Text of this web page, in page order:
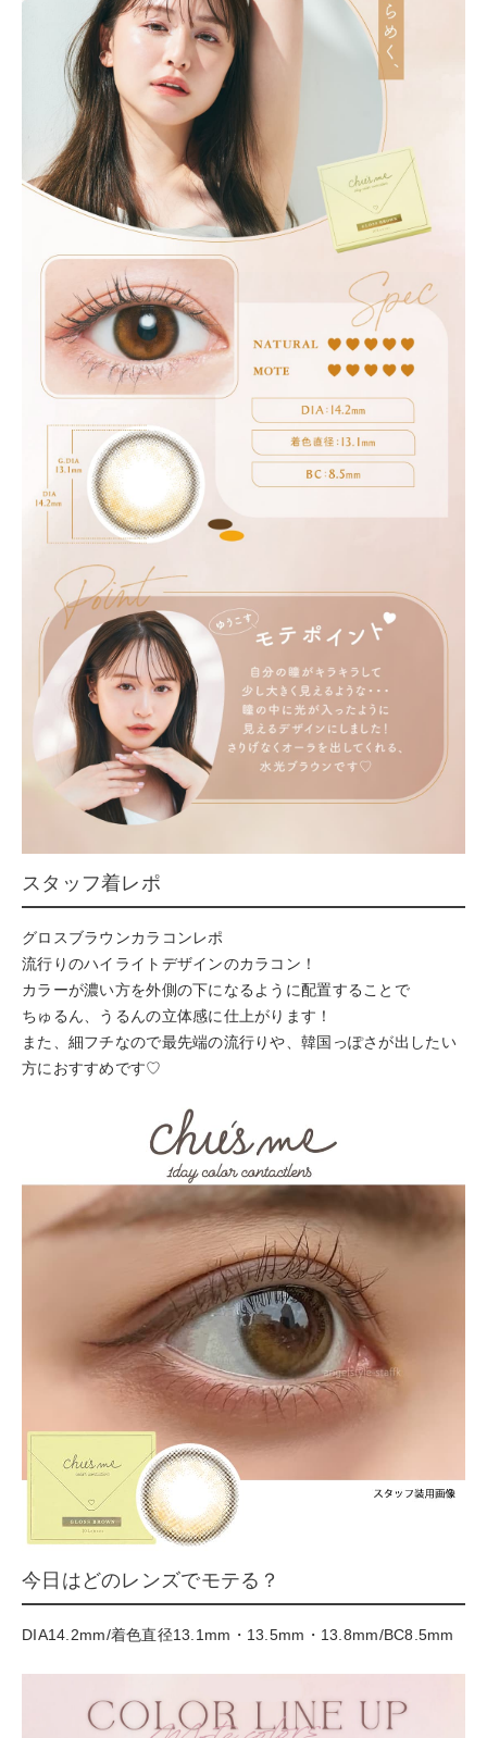
スタッフ着レポ
グロスブラウンカラコンレポ
流行りのハイライトデザインのカラコン！
カラーが濃い方を外側の下になるように配置することで
ちゅるん、うるんの立体感に仕上がります！
また、細フチなので最先端の流行りや、韓国っぽさが出したい
方におすすめです♡
今日はどのレンズでモテる？
DIA14.2mm/着色直径13.1mm・13.5mm・13.8mm/BC8.5mm